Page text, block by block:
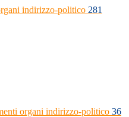
indirizzo-politico 281
organi indirizzo-politico 36